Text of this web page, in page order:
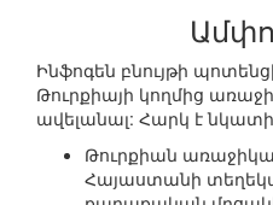
Ինֆոգեն բնույթի
Թուրքիայի կողմից
ավելանալ: Հարկ է նկատի
Թուրքիան
Հայաստանի